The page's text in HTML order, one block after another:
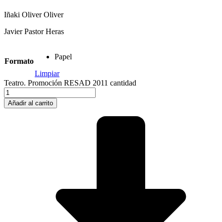
Iñaki Oliver Oliver
Javier Pastor Heras
Formato
Papel
Limpiar
Teatro. Promoción RESAD 2011 cantidad
Añadir al carrito